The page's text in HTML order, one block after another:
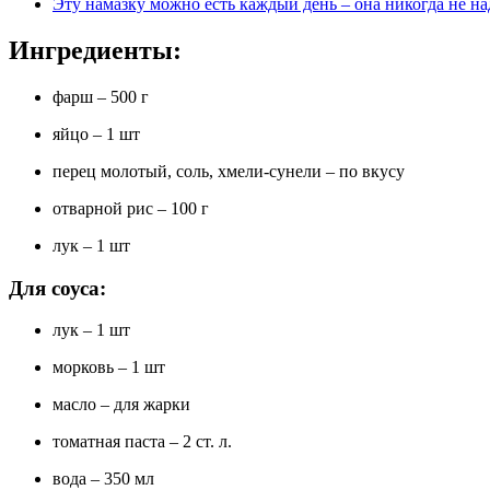
Эту намазку можно есть каждый день – она никогда не
Ингредиенты:
фарш – 500 г
яйцо – 1 шт
перец молотый, соль, хмели-сунели – по вкусу
отварной рис – 100 г
лук – 1 шт
Для соуса:
лук – 1 шт
морковь – 1 шт
масло – для жарки
томатная паста – 2 ст. л.
вода – 350 мл